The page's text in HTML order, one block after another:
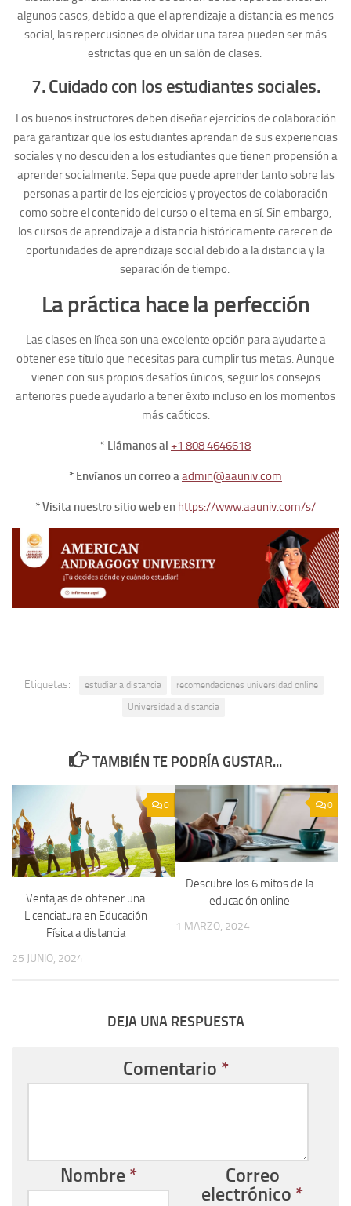
algunos casos, debido a que el aprendizaje a distancia es menos
social, las repercusiones de olvidar una tarea pueden ser más
estrictas que en un salón de clases.
7. Cuidado con los estudiantes sociales.
Los buenos instructores deben diseñar ejercicios de colaboración
para garantizar que los estudiantes aprendan de sus experiencias
sociales y no descuiden a los estudiantes que tienen propensión a
aprender socialmente. Sepa que puede aprender tanto sobre las
personas a partir de los ejercicios y proyectos de colaboración
como sobre el contenido del curso o el tema en sí. Sin embargo,
los cursos de aprendizaje a distancia históricamente carecen de
oportunidades de aprendizaje social debido a la distancia y la
separación de tiempo.
La práctica hace la perfección
Las clases en línea son una excelente opción para ayudarte a
obtener ese título que necesitas para cumplir tus metas. Aunque
vienen con sus propios desafíos únicos, seguir los consejos
anteriores puede ayudarlo a tener éxito incluso en los momentos
más caóticos.
* Llámanos al +1 808 4646618
* Envíanos un correo aadmin@aauniv.com
* Visita nuestro sitio web en https://www.aauniv.com/s/
Etiquetas: estudiar a distancia
recomendaciones universidad online
Universidad a distancia
TAMBIÉN TE PODRÍA GUSTAR...
0
Ventajas de obtener una
Licenciatura en Educación
Física a distancia
25 JUNIO, 2024
0
Descubre los 6 mitos de la
educación online
1 MARZO, 2024
DEJA UNA RESPUESTA
Comentario *
Nombre *
Correo
electrónico *